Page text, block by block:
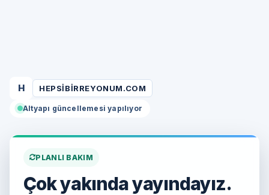
H HEPSIBIRREYONUM.COM
Altyapı güncellemesi yapılıyor
PLANLI BAKIM
Çok yakında yayındayız.